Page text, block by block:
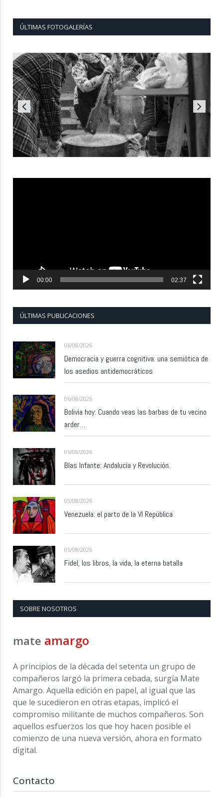
ÚLTIMAS FOTOGALERÍAS
00:00 02:37
ÚLTIMAS PUBLICACIONES
06/08/2026
Democracia y guerra cognitiva: una semiótica de
los asedios antidemocráticos
06/08/2026
Bolivia hoy: Cuando veas las barbas de tu vecino
arder…
05/08/2026
Blas Infante: Andalucía y Revolución.
05/08/2026
Venezuela: el parto de la VI República
05/08/2026
Fidel, los libros, la vida, la eterna batalla
SOBRE NOSOTROS
mate amargo
A principios de la década del setenta un grupo de
compañeros largó la primera cebada, surgía Mate
Amargo. Aquella edición en papel, al igual que las
que le sucedieron en otras etapas, implicó el
compromiso militante de muchos compañeros. Son
aquellos esfuerzos los que hoy hacen posible el
comienzo de una nueva versión, ahora en formato
digital.
Contacto